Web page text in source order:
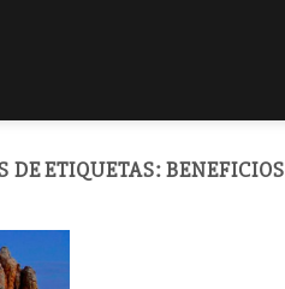
DE ETIQUETAS:BENEFICIOS